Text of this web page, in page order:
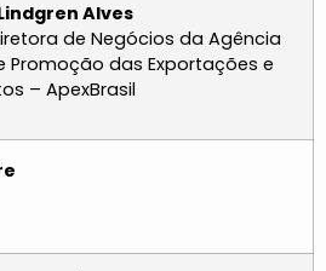
Alves
de Negócios da Agência
Promoção das Exportações e
– ApexBrasil